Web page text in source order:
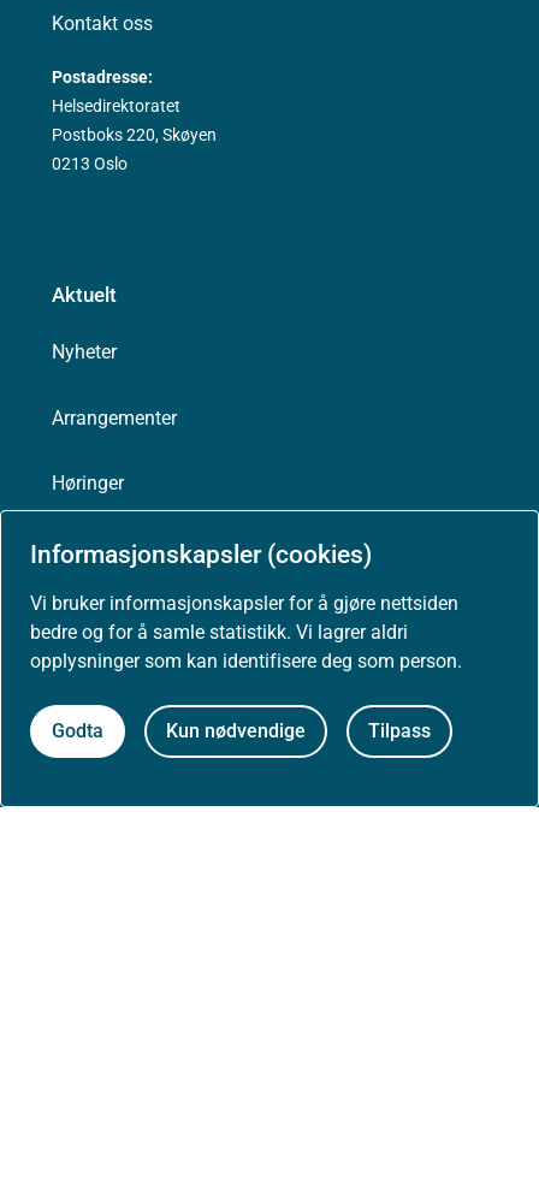
Informasjonskapsler (cookies)
Vi bruker informasjonskapsler for å gjøre nettsiden
bedre og for å samle statistikk. Vi lagrer aldri
opplysninger som kan identifisere deg som person.
Godta Kun nødvendige Tilpass
Kontakt oss
Postadresse:
Helsedirektoratet
Postboks 220, Skøyen
0213 Oslo
Aktuelt
Nyheter
Arrangementer
Høringer
Presse
Personvernerklæring
Tilgjengelighetserklæring (uustatus.no)